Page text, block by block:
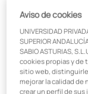
establecimiento
Urgencias y
conforme a las
se encuentra la
y Emergencias
años viene
Aviso de cookies
UNIVERSIDAD
SUPERIOR
SABIO ASTURIAS,
cookies propias y de
sitio web,
mejorar la calidad de
crear un perfil de